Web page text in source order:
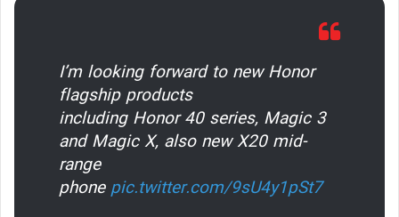
I’m looking forward to new Honor
flagship products
including Honor 40 series, Magic 3
and Magic X, also new X20 mid-
range
phonepic.twitter.com/9sU4y1pSt7